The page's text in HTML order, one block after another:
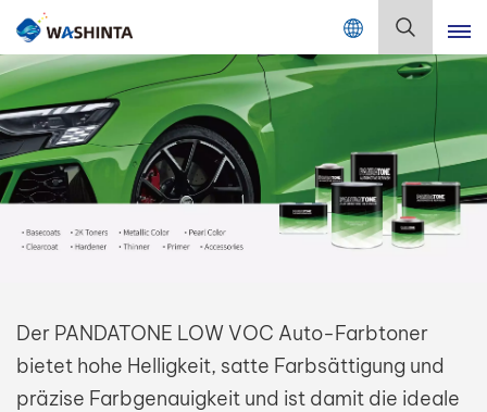
Mix Color Online
English
Français
Deutsch
Español
Der PANDATONE LOW VOC Auto-Farbtoner
bietet hohe Helligkeit, satte Farbsättigung und
präzise Farbgenauigkeit und ist damit die ideale